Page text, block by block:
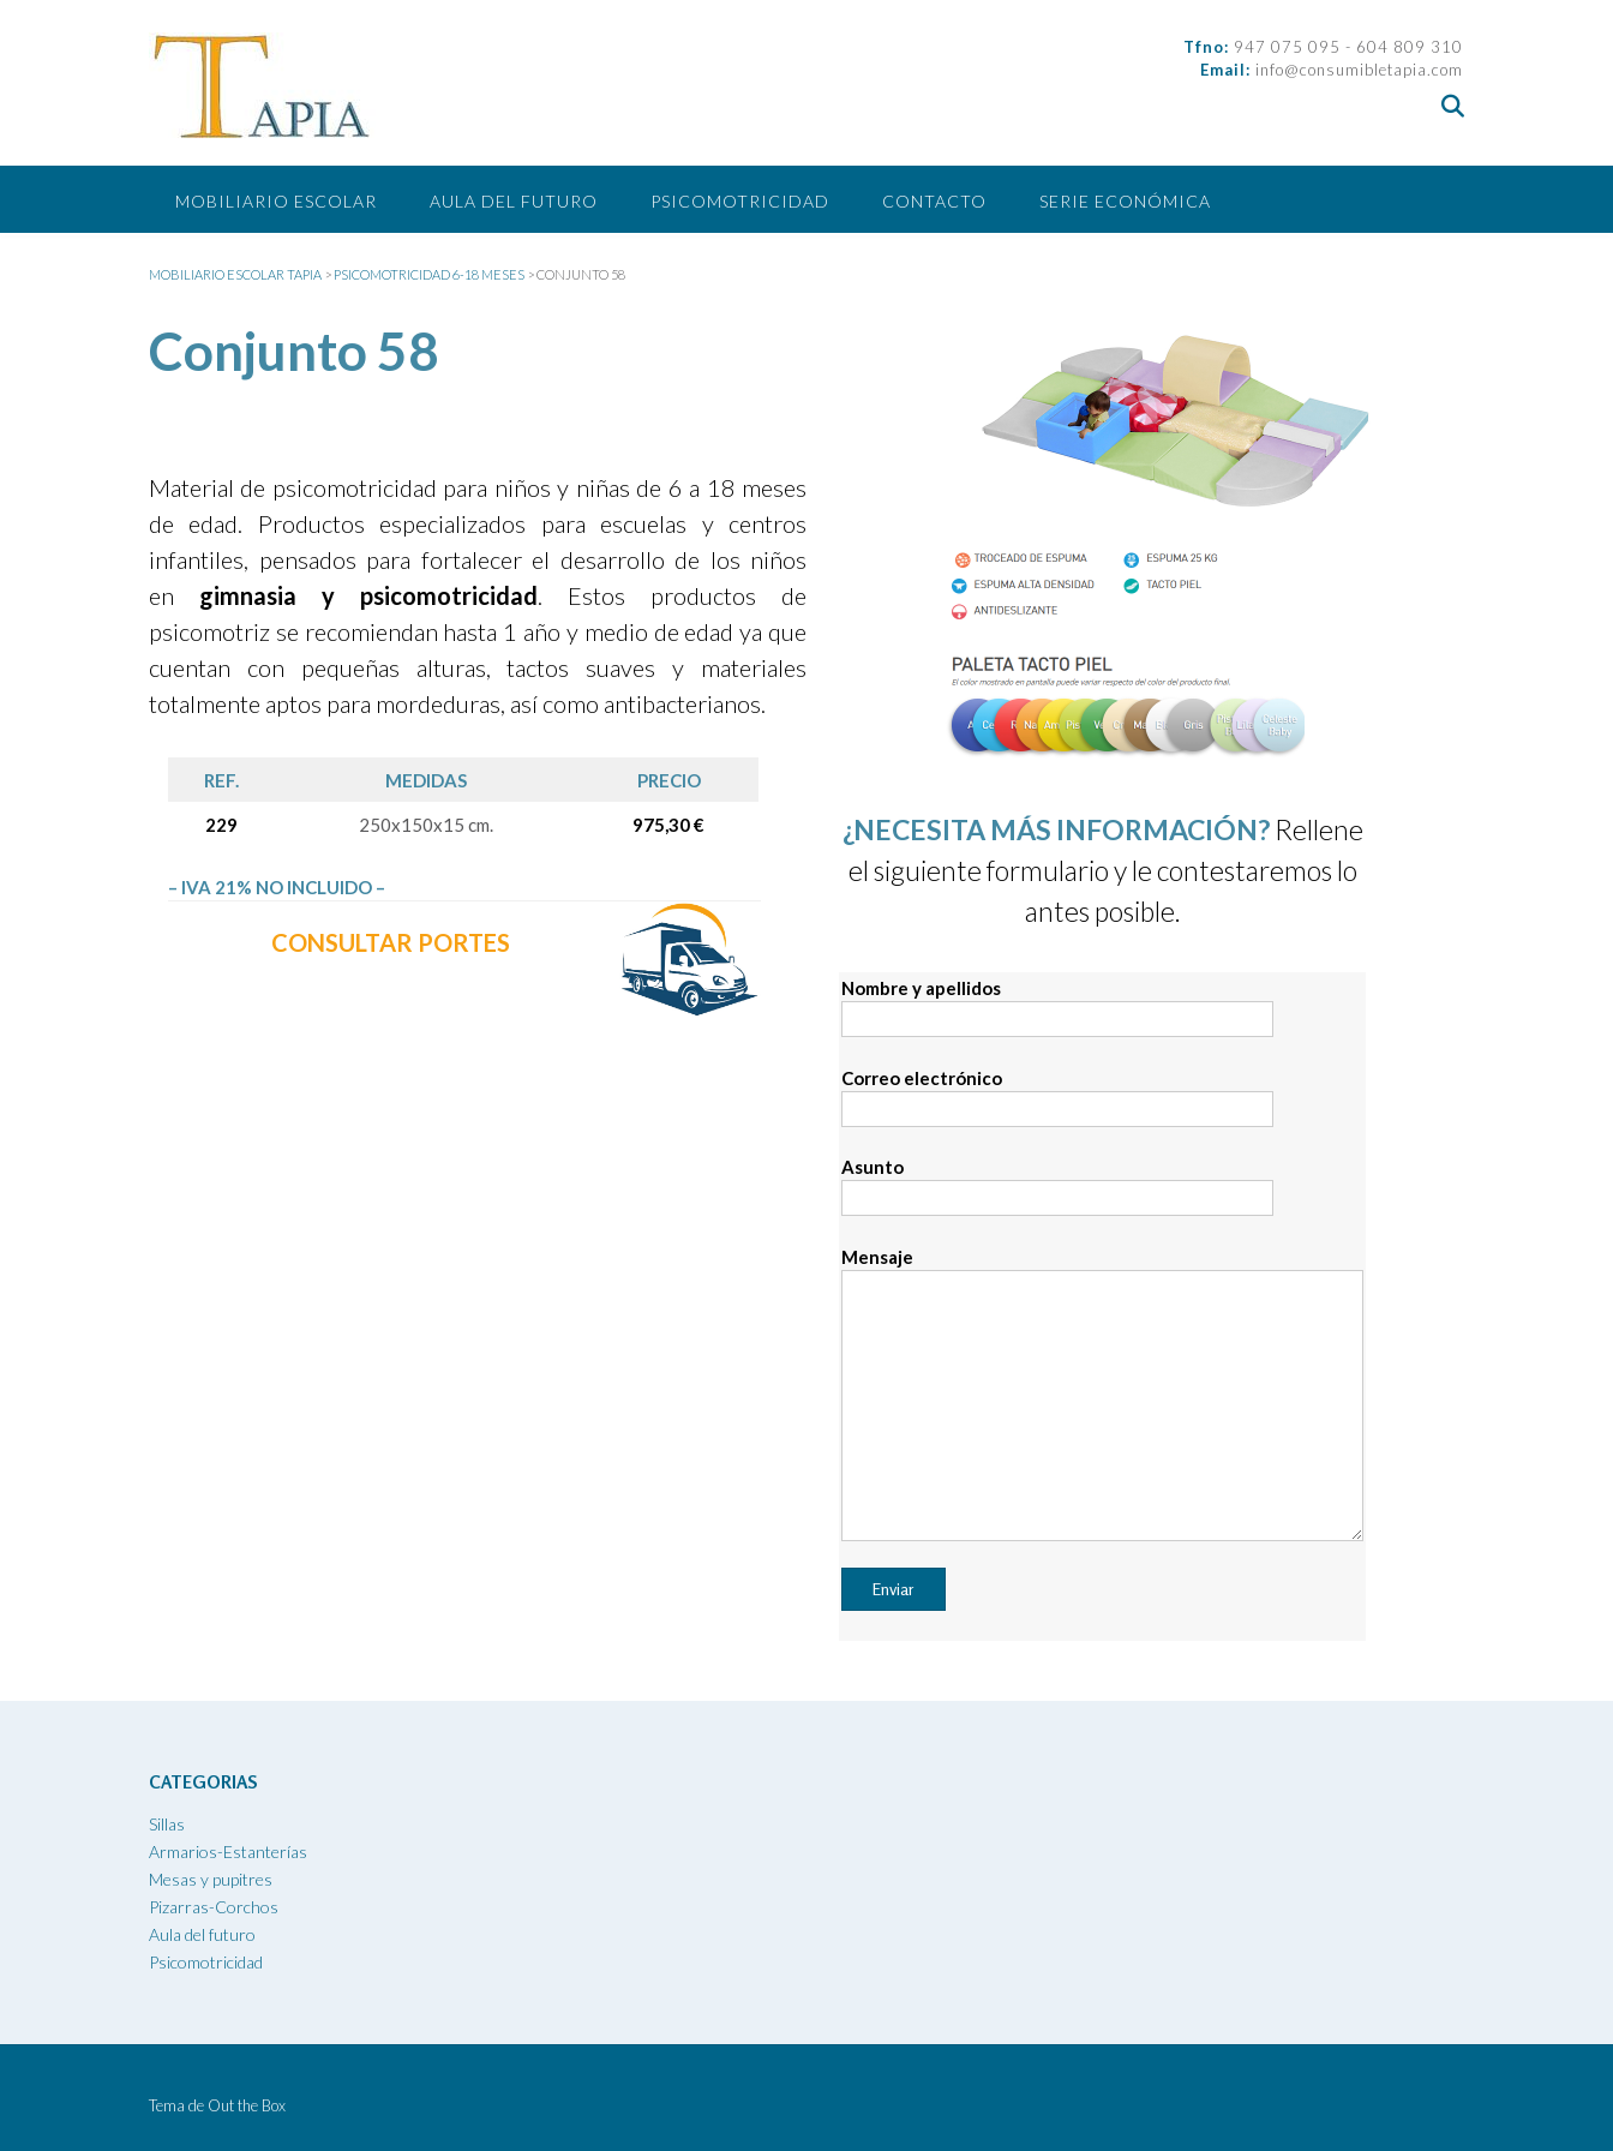
Tfno: 947 075 095 - 604 809 310
Email: info@consumibletapia.com
MOBILIARIO ESCOLAR AULA DEL FUTURO PSICOMOTRICIDAD CONTACTO SERIE ECONÓMICA
MOBILIARIO ESCOLAR TAPIA > PSICOMOTRICIDAD 6-18 MESES >CONJUNTO 58
Conjunto 58
Material de psicomotricidad para niños y niñas de 6 a 18 meses
de edad. Productos especializados para escuelas y centros
infantiles, pensados para fortalecer el desarrollo de los niños
en gimnasia y psicomotricidad . Estos productos de
psicomotriz se recomiendan hasta 1 año y medio de edad ya que
cuentan con pequeñas alturas, tactos suaves y materiales
totalmente aptos para mordeduras, así como antibacterianos.
REF. MEDIDAS PRECIO
229 250x150x15 cm. 975,30 €
– IVA 21% NO INCLUIDO –
CONSULTAR PORTES
¿NECESITA MÁS INFORMACIÓN? Rellene
el siguiente formulario y le contestaremos lo
antes posible.
Nombre y apellidos
Correo electrónico
Asunto
Mensaje
CATEGORIAS
Sillas
Armarios-Estanterías
Mesas y pupitres
Pizarras-Corchos
Aula del futuro
Psicomotricidad
Tema de Out the Box